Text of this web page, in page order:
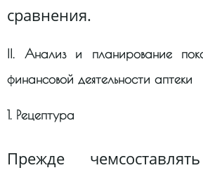
сравнения.
ІІ. Анализ и планирование
финансовой деятельности аптеки
1. Рецептура
Прежде